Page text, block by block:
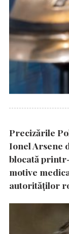
Precizările
Ionel Arsene
blocată
motive
autorităţilor